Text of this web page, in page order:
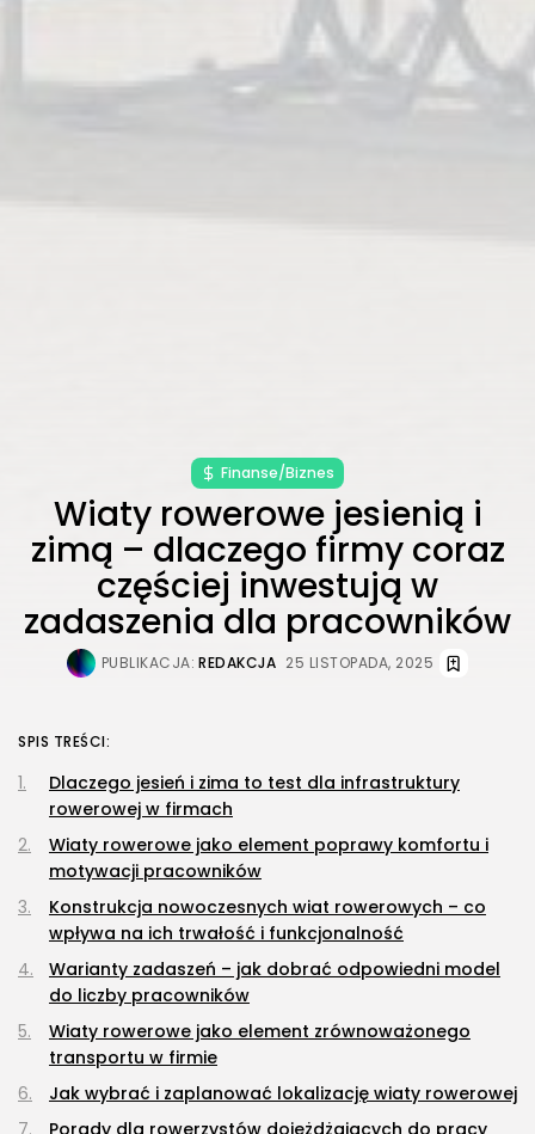
Finanse/Biznes
Wiaty rowerowe jesienią i
zimą – dlaczego firmy coraz
częściej inwestują w
zadaszenia dla pracowników
PUBLIKACJA: REDAKCJA 25 LISTOPADA, 2025
SPIS TREŚCI:
Dlaczego jesień i zima to test dla infrastruktury
rowerowej w firmach
Wiaty rowerowe jako element poprawy komfortu i
motywacji pracowników
Konstrukcja nowoczesnych wiat rowerowych – co
wpływa na ich trwałość i funkcjonalność
Warianty zadaszeń – jak dobrać odpowiedni model
do liczby pracowników
Wiaty rowerowe jako element zrównoważonego
transportu w firmie
Jak wybrać i zaplanować lokalizację wiaty rowerowej
Porady dla rowerzystów dojeżdżających do pracy